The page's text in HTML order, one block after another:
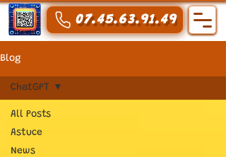
07.45.63.91.49
Blog
All Posts
Astuce
News
ChatGPT